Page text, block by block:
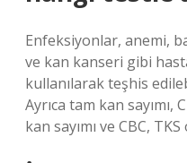
Enfeksiyonlar, anemi,
ve kan kanseri gibi
kullanılarak teşhis
Ayrıca tam kan
kan sayımı ve CBC,